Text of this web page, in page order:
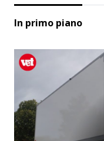
In primo piano